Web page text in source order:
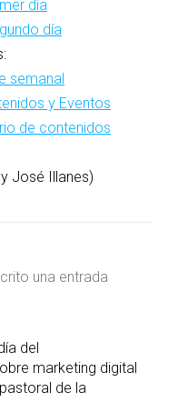
día
día
semanal
y Eventos
de contenidos
José Illanes)
una entrada
del
marketing digital
de la